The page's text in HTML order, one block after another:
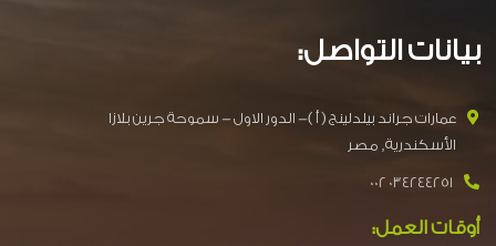
بيانات التواصل:
عمارات جراند بيلدلينج ( أ )- الدور الاول - سموحة جرين بلازا
الأسكندرية, مصر
034244251 002
أوقات العمل: